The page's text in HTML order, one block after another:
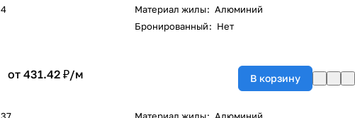
4 Материал жилы: Алюминий
Бронированный: Нет
от 431.42 ₽/м В корзину